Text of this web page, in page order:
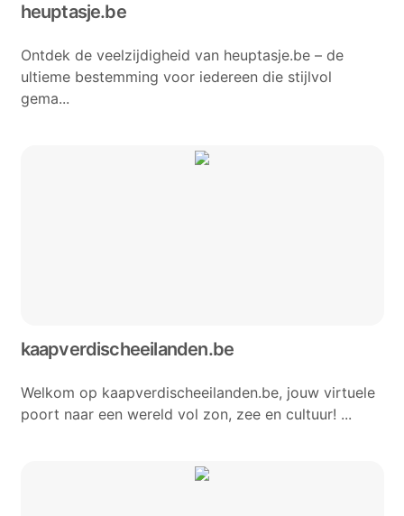
heuptasje.be
Ontdek de veelzijdigheid van heuptasje.be – de
ultieme bestemming voor iedereen die stijlvol
gema...
kaapverdischeeilanden.be
Welkom op kaapverdischeeilanden.be, jouw virtuele
poort naar een wereld vol zon, zee en cultuur! ...